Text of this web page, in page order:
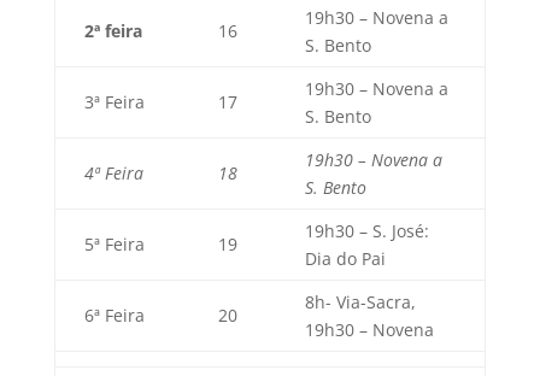
2ª feira 16
19h30 – Novena a
S. Bento
3ª Feira 17
19h30 – Novena a
S. Bento
4ª Feira 18
19h30 – Novena a
S. Bento
5ª Feira 19
19h30 – S. José:
Dia do Pai
6ª Feira 20
8h- Via-Sacra,
19h30 – Novena